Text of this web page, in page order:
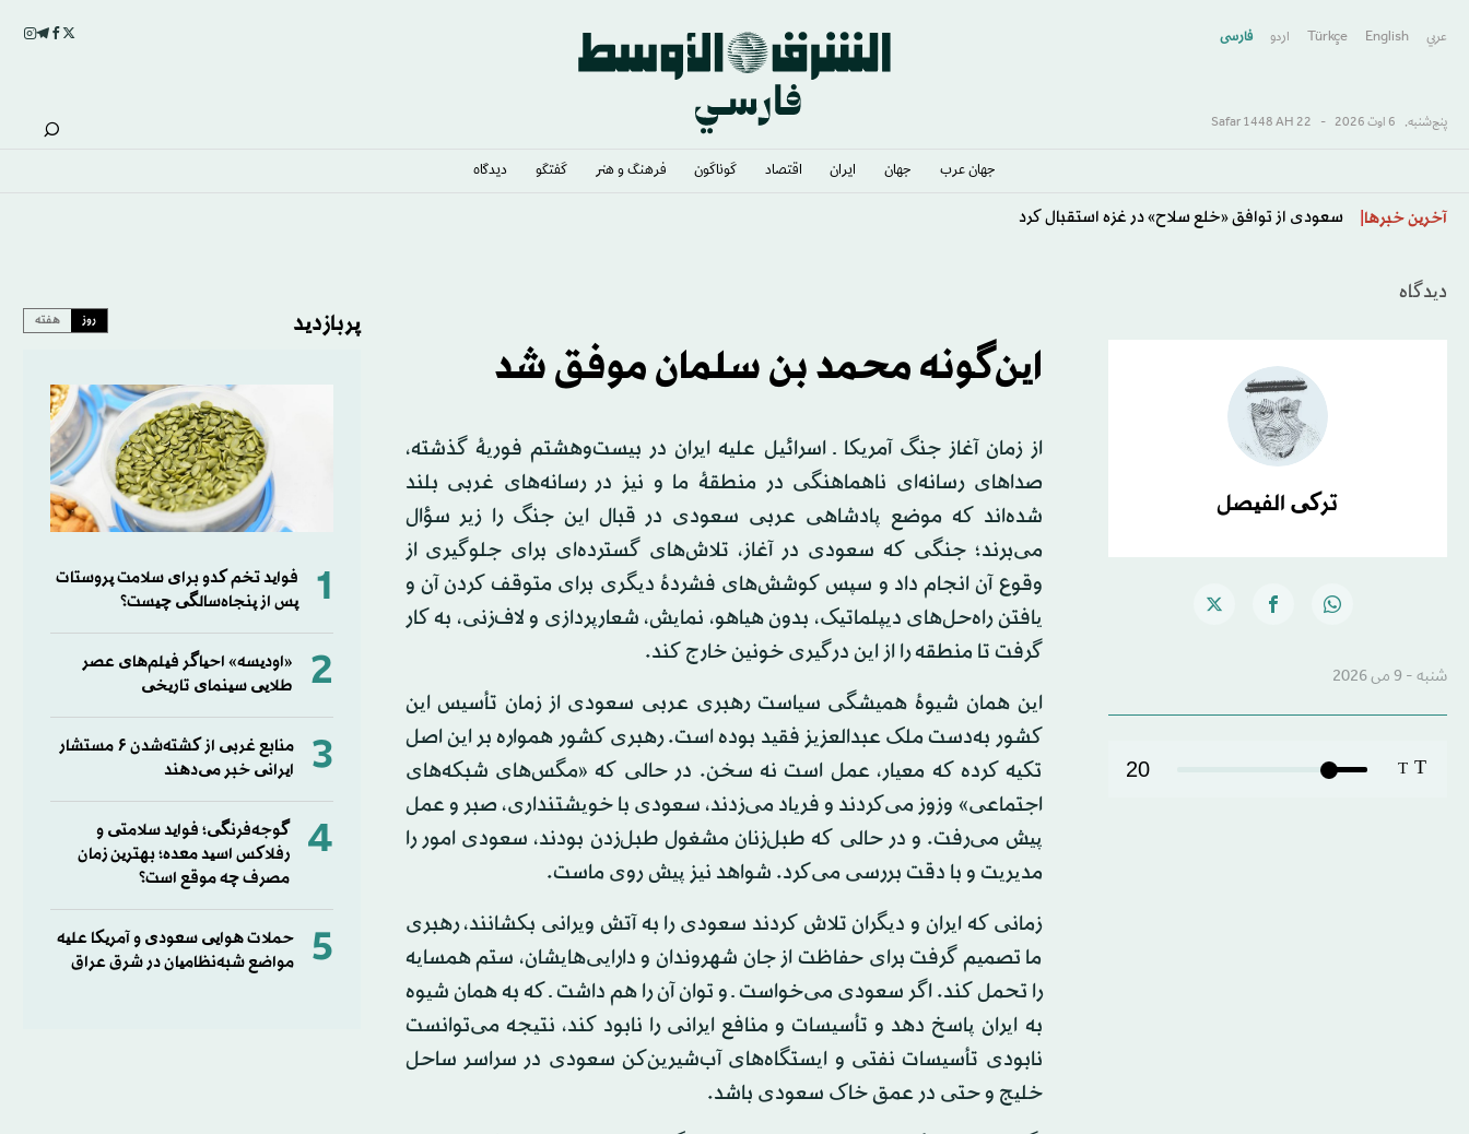
عربي English
Türkçe اردو فارسى
پنج‌شنبه, 6 اوت 2026 -
22 Safar 1448 AH
جهان عرب جهان ایران اقتصاد گوناگون فرهنگ و هنر گفتگو دیدگاه
آخرین خبرها
دیدگاه
ترکی الفیصل
شنبه - 9 می 2026
T
T
20
این‌گونه محمد بن سلمان موفق شد
از زمان آغاز جنگ آمریکا ـ اسرائیل علیه ایران در بیست‌وهشتم فوریهٔ گذشته،
صداهای رسانه‌ای ناهماهنگی در منطقهٔ ما و نیز در رسانه‌های غربی بلند
شده‌اند که موضع پادشاهی عربی سعودی در قبال این جنگ را زیر سؤال
می‌برند؛ جنگی که سعودی در آغاز، تلاش‌های گسترده‌ای برای جلوگیری از
وقوع آن انجام داد و سپس کوشش‌های فشردهٔ دیگری برای متوقف کردن آن و
یافتن راه‌حل‌های دیپلماتیک، بدون هیاهو، نمایش، شعارپردازی و لاف‌زنی، به کار
گرفت تا منطقه را از این درگیری خونین خارج کند.
این همان شیوهٔ همیشگی سیاست رهبری عربی سعودی از زمان تأسیس این
کشور به‌دست ملک عبدالعزیز فقید بوده است. رهبری کشور همواره بر این اصل
تکیه کرده که معیار، عمل است نه سخن. در حالی که «مگس‌های شبکه‌های
اجتماعی» وزوز می‌کردند و فریاد می‌زدند، سعودی با خویشتنداری، صبر و عمل
پیش می‌رفت. و در حالی که طبل‌زنان مشغول طبل‌زدن بودند، سعودی امور را
مدیریت و با دقت بررسی می‌کرد. شواهد نیز پیش روی ماست.
زمانی که ایران و دیگران تلاش کردند سعودی را به آتش ویرانی بکشانند، رهبری
ما تصمیم گرفت برای حفاظت از جان شهروندان و دارایی‌هایشان، ستم همسایه
را تحمل کند. اگر سعودی می‌خواست ـ و توان آن را هم داشت ـ که به همان شیوه
به ایران پاسخ دهد و تأسیسات و منافع ایرانی را نابود کند، نتیجه می‌توانست
نابودی تأسیسات نفتی و ایستگاه‌های آب‌شیرین‌کن سعودی در سراسر ساحل
خلیج و حتی در عمق خاک سعودی باشد.
پربازدید روز هفته
1
فواید تخم کدو برای سلامت پروستات
پس از پنجاه‌سالگی چیست؟
2
«اودیسه» احیاگر فیلم‌های عصر
طلایی سینمای تاریخی
3
منابع غربی از کشته‌شدن ۶ مستشار
ایرانی خبر می‌دهند
4
گوجه‌فرنگی؛ فواید سلامتی و
رفلاکس اسید معده؛ بهترین زمان
مصرف چه موقع است؟
5
حملات هوایی سعودی و آمریکا علیه
مواضع شبه‌نظامیان در شرق عراق